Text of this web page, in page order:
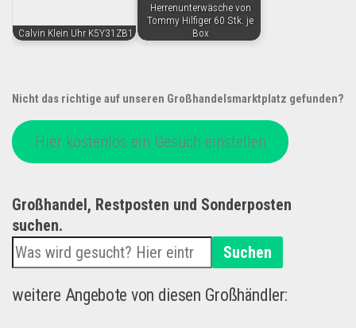
Calvin Klein Uhr K5Y31ZB1
Herrenunterwäsche von
Tommy Hilfiger 60 Stk. je
Box
Nicht das richtige auf unseren Großhandelsmarktplatz gefunden?
Hier kostenlos ein Gesuch einstellen
Großhandel, Restposten und Sonderposten
suchen.
Suchen
weitere Angebote von diesen Großhändler: